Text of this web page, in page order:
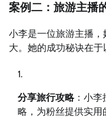
案例二：旅游主播
小李是一位旅游主播
大。她的成功秘诀在于
分享旅行攻略：小李
略，为粉丝提供实用